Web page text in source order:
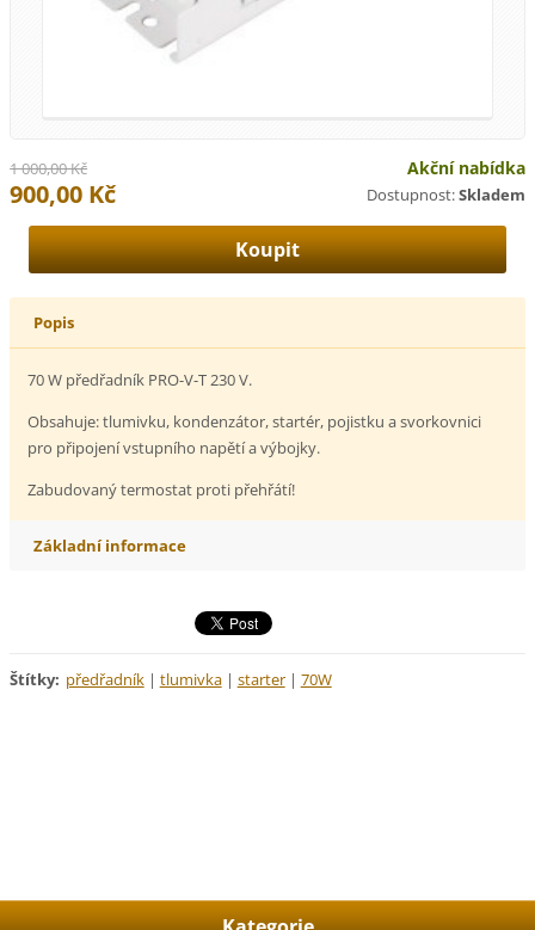
Akční nabídka
Dostupnost:Skladem
1 000,00 Kč
900,00 Kč
Popis
70 W předřadník PRO-V-T 230 V.
Obsahuje: tlumivku, kondenzátor, startér, pojistku a svorkovnici
pro připojení vstupního napětí a výbojky.
Zabudovaný termostat proti přehřátí!
Základní informace
Štítky: předřadník | tlumivka | starter | 70W